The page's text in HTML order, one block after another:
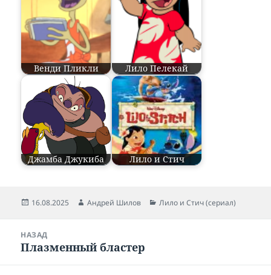
Венди Пликли Лило Пелекай
Джамба Джукиба Лило и Стич
Опубликовано
16.08.2025 Автор
Андрей Шилов Рубрики
Лило и Стич (сериал)
записям
НАЗАД
Предыдущая
Плазменный бластер